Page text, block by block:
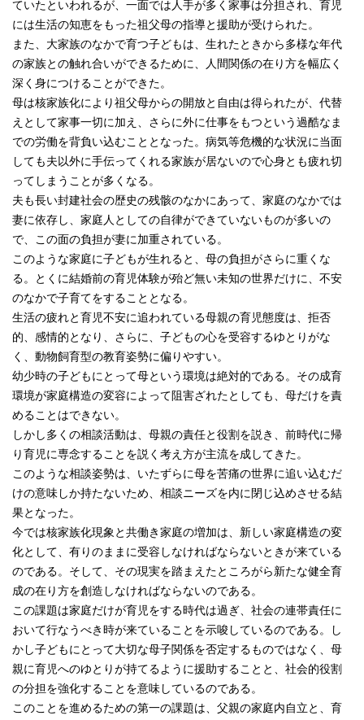
ていたといわれるが、一面では人手が多く家事は分担され、育児
には生活の知恵をもった祖父母の指導と援助が受けられた。
また、大家族のなかで育つ子どもは、生れたときから多様な年代
の家族との触れ合いができるために、人間関係の在り方を幅広く
深く身につけることができた。
母は核家族化により祖父母からの開放と自由は得られたが、代替
えとして家事一切に加え、さらに外に仕事をもつという過酷なま
での労働を背負い込むこととなった。病気等危機的な状況に当面
しても夫以外に手伝ってくれる家族が居ないので心身とも疲れ切
ってしまうことが多くなる。
夫も長い封建社会の歴史の残骸のなかにあって、家庭のなかでは
妻に依存し、家庭人としての自律ができていないものが多いの
で、この面の負担が妻に加重されている。
このような家庭に子どもが生れると、母の負担がさらに重くな
る。とくに結婚前の育児体験が殆ど無い未知の世界だけに、不安
のなかで子育てをすることとなる。
生活の疲れと育児不安に追われている母親の育児態度は、拒否
的、感情的となり、さらに、子どもの心を受容するゆとりがな
く、動物飼育型の教育姿勢に偏りやすい。
幼少時の子どもにとって母という環境は絶対的である。その成育
環境が家庭構造の変容によって阻害ざれたとしても、母だけを責
めることはできない。
しかし多くの相談活動は、母親の責任と役割を説き、前時代に帰
り育児に専念することを説く考え方が主流を成してきた。
このような相談姿勢は、いたずらに母を苦痛の世界に追い込むだ
けの意味しか持たないため、相談ニーズを内に閉じ込めさせる結
果となった。
今では核家族化現象と共働き家庭の増加は、新しい家庭構造の変
化として、有りのままに受容しなければならないときが来ている
のである。そして、その現実を踏まえたところがら新たな健全育
成の在り方を創造しなければならないのである。
この課題は家庭だけが育児をする時代は過ぎ、社会の連帯責任に
おいて行なうべき時が来ていることを示唆しているのである。し
かし子どもにとって大切な母子関係を否定するものではなく、母
親に育児へのゆとりが持てるように援助することと、社会的役割
の分担を強化することを意味しているのである。
このことを進めるための第一の課題は、父親の家庭内自立と、育